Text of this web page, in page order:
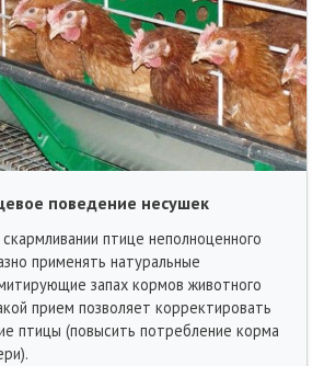
поведение несушек
птице неполноценного
применять натуральные
запах кормов животного
прием позволяет корректировать
птицы (повысить потребление корма